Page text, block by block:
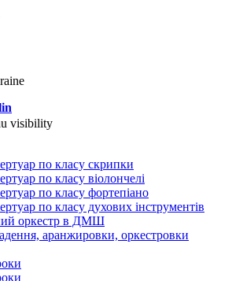
visibility
по класу скрипки
по класу віолончелі
по класу фортепіано
по класу духових інструментів
оркестр в ДМШ
аранжировки, оркестровки